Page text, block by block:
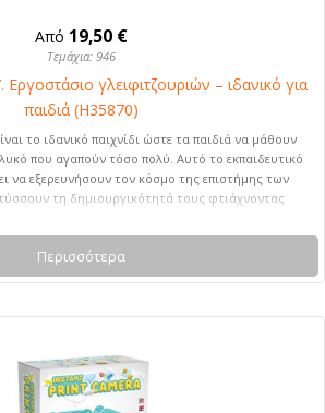
Από 19,50 €
Τεμάχια: 946
Εργοστάσιο γλειφιτζουριών – ιδανικό για
παιδιά (H35870)
το ιδανικό παιχνίδι ώστε τα παιδιά να μάθουν
που αγαπούν τόσο πολύ. Αυτό το εκπαιδευτικό
να εξερευνήσουν τον κόσμο της επιστήμης των
τη δημιουργικότητά τους φτιάχνοντας
8 ετών και άνω. 65 x 235 x 22 mm
Περισσότερα